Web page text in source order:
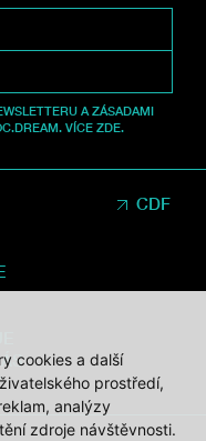
cookies a další
prostředí,
analýzy
zdroje návštěvnosti.
A ZÁSADAMI
VÍCE ZDE.
CDF